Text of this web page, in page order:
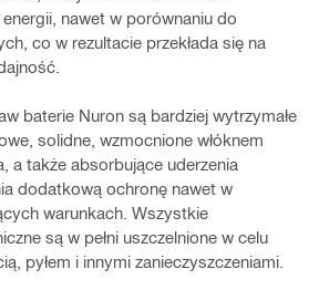
nawet w porównaniu do
co w rezultacie przekłada się na
baterie Nuron są bardziej wytrzymałe
solidne, wzmocnione włóknem
a także absorbujące uderzenia
dodatkową ochronę nawet w
warunkach. Wszystkie
są w pełni uszczelnione w celu
pyłem i innymi zanieczyszczeniami.